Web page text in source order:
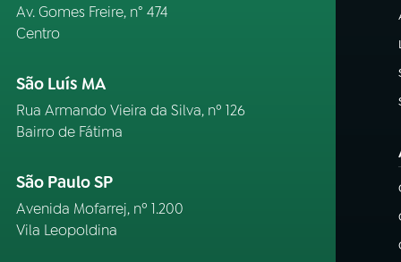
Av. Gomes Freire, n° 474
Centro
São Luís MA
Rua Armando Vieira da Silva, nº 126
Bairro de Fátima
São Paulo SP
Avenida Mofarrej, nº 1.200
Vila Leopoldina